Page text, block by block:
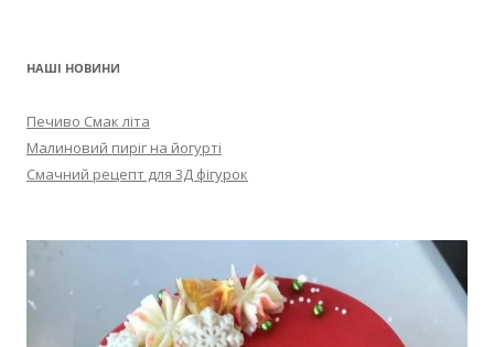
НАШІ НОВИНИ
Печиво Смак літа
Малиновий пиріг на йогурті
Смачний рецепт для 3Д фігурок